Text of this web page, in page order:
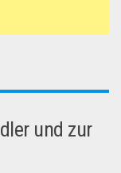
und zur